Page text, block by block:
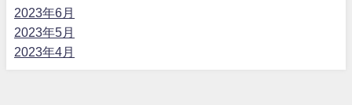
2023年6月
2023年5月
2023年4月